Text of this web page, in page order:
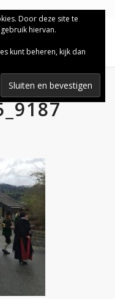
Door deze site te
hiervan.
kunt beheren, kijk dan